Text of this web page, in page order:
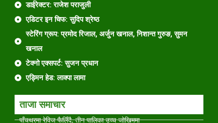
डाईरेक्टर: राजेश पराजुली
एडिटर इन चिफ: सुदिप श्रेष्ठ
स्टेरिंग ग्रूप: प्रमोद रिजाल, अर्जुन खनाल, निशान्त गुरुङ, सुमन
खनाल
टेक्नो एक्सपर्ट: सुजन प्रधान
एड्मिन हेड: लाक्पा लामा
ताजा समाचार
पाँचथरमा रेविज फैलिँदै, तीन पालिका उच्च जोखिममा